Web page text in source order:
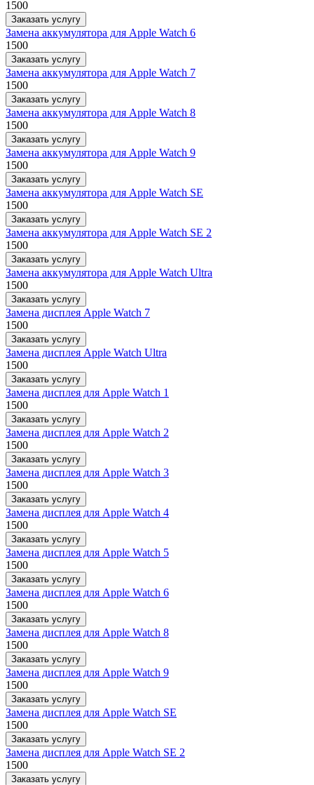
1500
Заказать услугу
Замена аккумулятора для Apple Watch 6
1500
Заказать услугу
Замена аккумулятора для Apple Watch 7
1500
Заказать услугу
Замена аккумулятора для Apple Watch 8
1500
Заказать услугу
Замена аккумулятора для Apple Watch 9
1500
Заказать услугу
Замена аккумулятора для Apple Watch SE
1500
Заказать услугу
Замена аккумулятора для Apple Watch SE 2
1500
Заказать услугу
Замена аккумулятора для Apple Watch Ultra
1500
Заказать услугу
Замена дисплея Apple Watch 7
1500
Заказать услугу
Замена дисплея Apple Watch Ultra
1500
Заказать услугу
Замена дисплея для Apple Watch 1
1500
Заказать услугу
Замена дисплея для Apple Watch 2
1500
Заказать услугу
Замена дисплея для Apple Watch 3
1500
Заказать услугу
Замена дисплея для Apple Watch 4
1500
Заказать услугу
Замена дисплея для Apple Watch 5
1500
Заказать услугу
Замена дисплея для Apple Watch 6
1500
Заказать услугу
Замена дисплея для Apple Watch 8
1500
Заказать услугу
Замена дисплея для Apple Watch 9
1500
Заказать услугу
Замена дисплея для Apple Watch SE
1500
Заказать услугу
Замена дисплея для Apple Watch SE 2
1500
Заказать услугу